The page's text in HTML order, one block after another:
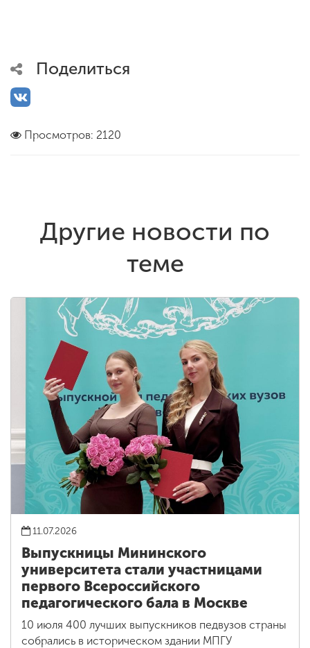
Поделиться
Просмотров: 2120
Другие новости по
теме
11.07.2026
Выпускницы Мининского
университета стали участницами
первого Всероссийского
педагогического бала в Москве
10 июля 400 лучших выпускников педвузов страны
собрались в историческом здании МПГУ